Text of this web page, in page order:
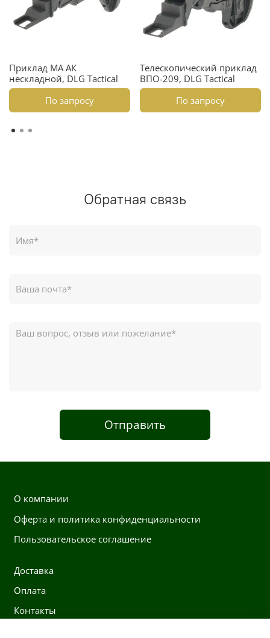
Приклад МА АК
нескладной, DLG Tactical
По запросу
Телескопический приклад
ВПО-209, DLG Tactical
По запросу
Обратная связь
Отправить
О компании
Оферта и политика конфиденциальности
Пользовательское соглашение
Доставка
Оплата
Контакты